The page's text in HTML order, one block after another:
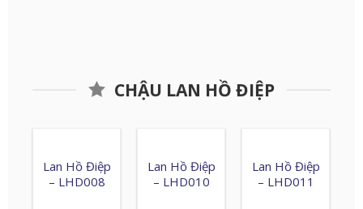
CHẬU LAN HỒ ĐIỆP
Lan Hồ Điệp
– LHD008
Lan Hồ Điệp
– LHD010
Lan Hồ Điệp
– LHD011